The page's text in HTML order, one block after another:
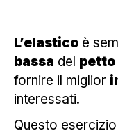
L’elastico è
bassa del petto
fornire il miglior
interessati.
Questo